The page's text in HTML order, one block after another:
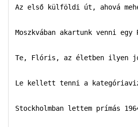
Az első külföldi út, ahová
Moszkvában akartunk venni
Te, Flóris, az életben ilyen jó
Le kellett tenni a
Stockholmban lettem prímás